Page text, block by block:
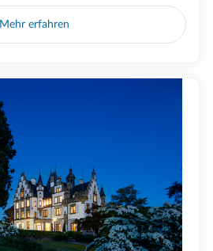
Mehr erfahren